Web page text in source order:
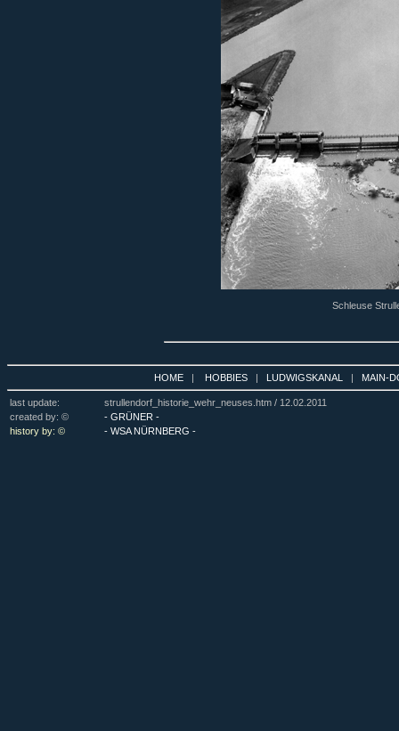
Schleuse
HOME | HOBBIES | LUDWIGSKANAL | MAIN-
last update: strullendorf_historie_wehr_neuses.htm / 12.02.2011
created by: ©
- GRÜNER -
history by: ©
- WSA NÜRNBERG -